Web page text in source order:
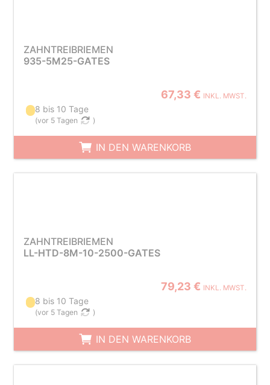
ZAHNTREIBRIEMEN
935-5M25-GATES
67,33 € INKL. MWST.
8 bis 10 Tage
(vor 5 Tagen )
IN DEN WARENKORB
ZAHNTREIBRIEMEN
LL-HTD-8M-10-2500-GATES
79,23 € INKL. MWST.
8 bis 10 Tage
(vor 5 Tagen )
IN DEN WARENKORB